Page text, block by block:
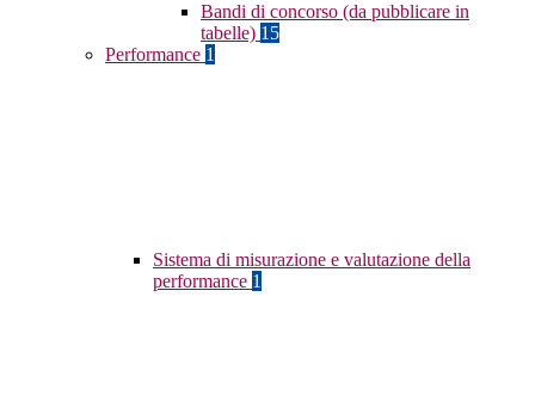
Bandi di concorso (da pubblicare in
tabelle) 15
Performance 1
Sistema di misurazione e valutazione della
performance 1